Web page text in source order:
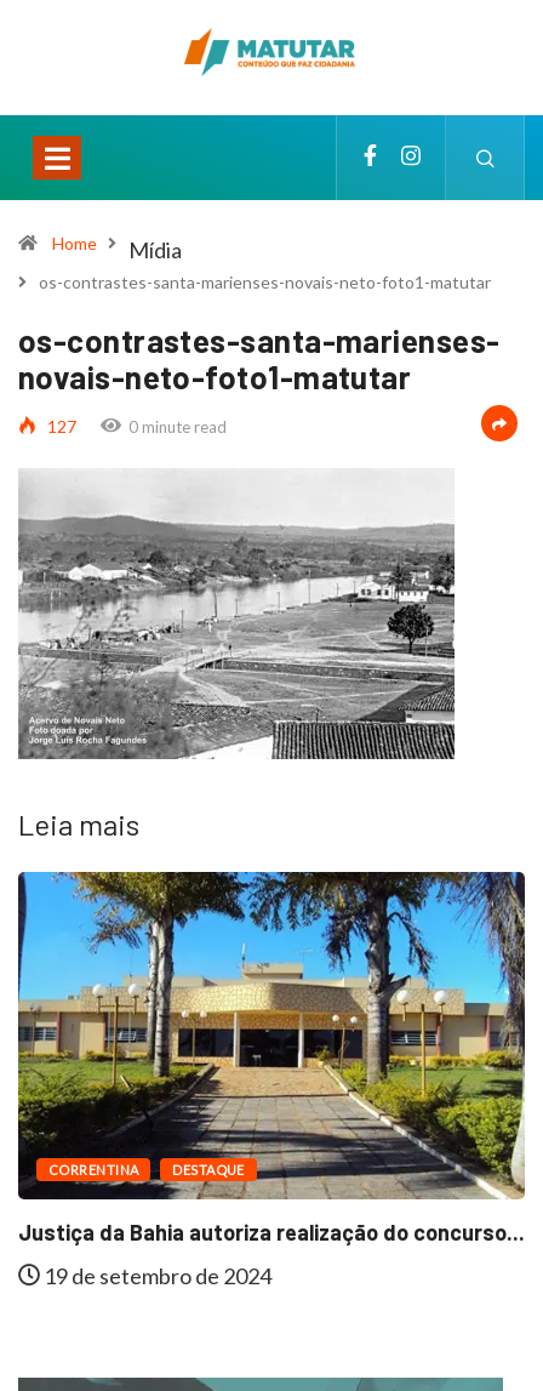
Home Mídia
os-contrastes-santa-marienses-novais-neto-foto1-matutar
os-contrastes-santa-marienses-
novais-neto-foto1-matutar
127 0 minute read
Leia mais
CORRENTINA DESTAQUE
Justiça da Bahia autoriza realização do concurso...
19 de setembro de 2024